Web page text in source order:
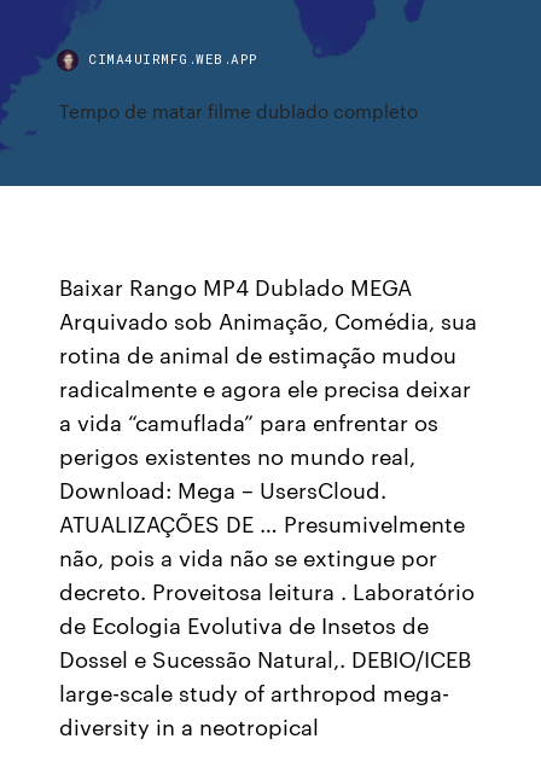
CIMA4UIRMFG.WEB.APP
Tempo de matar filme dublado completo
Baixar Rango MP4 Dublado MEGA
Arquivado sob Animação, Comédia, sua
rotina de animal de estimação mudou
radicalmente e agora ele precisa deixar
a vida “camuflada” para enfrentar os
perigos existentes no mundo real,
Download: Mega – UsersCloud.
ATUALIZAÇÕES DE … Presumivelmente
não, pois a vida não se extingue por
decreto. Proveitosa leitura . Laboratório
de Ecologia Evolutiva de Insetos de
Dossel e Sucessão Natural,. DEBIO/ICEB
large-scale study of arthropod mega-
diversity in a neotropical